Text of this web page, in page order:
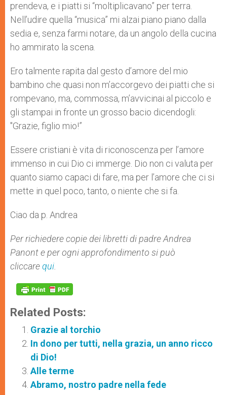
prendeva, e i piatti si “moltiplicavano” per terra.
Nell’udire quella “musica” mi alzai piano piano dalla
sedia e, senza farmi notare, da un angolo della cucina
ho ammirato la scena.
Ero talmente rapita dal gesto d’amore del mio
bambino che quasi non m’accorgevo dei piatti che si
rompevano, ma, commossa, m’avvicinai al piccolo e
gli stampai in fronte un grosso bacio dicendogli:
"Grazie, figlio mio!”
Essere cristiani è vita di riconoscenza per l’a­more
immenso in cui Dio ci immerge. Dio non ci valuta per
quanto siamo capaci di fare, ma per l’a­more che ci si
mette in quel poco, tanto, o niente che si fa.
Ciao da p. Andrea
Per richiedere copie dei libretti di padre Andrea
Panont e per ogni approfondimento si può
cliccarequi
Related Posts:
Grazie al torchio
In dono per tutti, nella grazia, un anno ricco
di Dio!
Alle terme
Abramo, nostro padre nella fede